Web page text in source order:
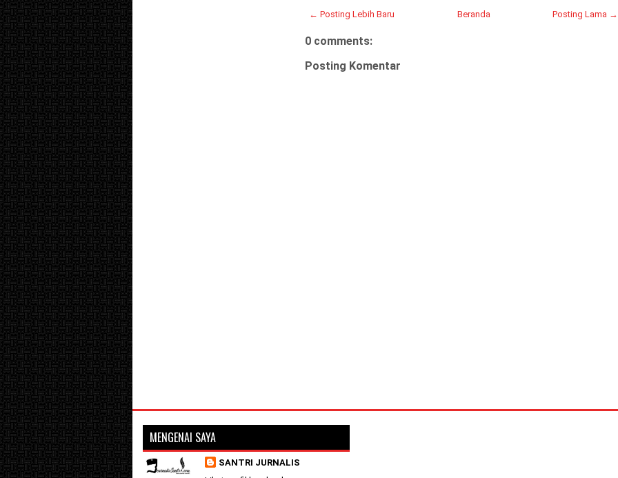
← Posting Lebih Baru Posting Lama →
Beranda
0 comments:
Posting Komentar
MENGENAI SAYA
SANTRI JURNALIS